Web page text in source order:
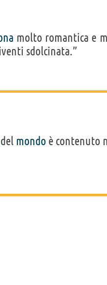
molto romantica e
sdolcinata.”
del mondo è contenuto